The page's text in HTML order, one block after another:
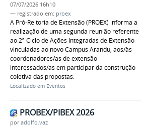
07/07/2026 16h10
— registrado em: proex
A Pró-Reitoria de Extensão (PROEX) informa a
realização de uma segunda reunião referente
ao 2º Ciclo de Ações Integradas de Extensão
vinculadas ao novo Campus Arandu, aos/às
coordenadores/as de extensão
interessados/as em participar da construção
coletiva das propostas.
Localizado em Eventos
PROBEX/PIBEX 2026
poradolfo.vaz